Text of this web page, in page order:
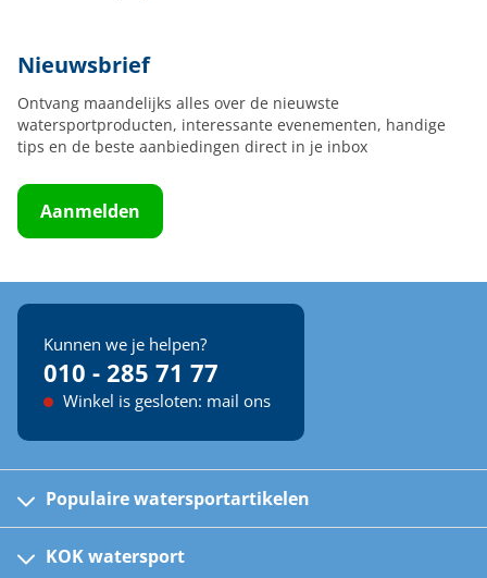
Nieuwsbrief
Ontvang maandelijks alles over de nieuwste
watersportproducten, interessante evenementen, handige
tips en de beste aanbiedingen direct in je inbox
Aanmelden
Kunnen we je helpen?
010 - 285 71 77
Winkel is gesloten: mail ons
Populaire watersportartikelen
Kinder reddingsvesten
KOK watersport